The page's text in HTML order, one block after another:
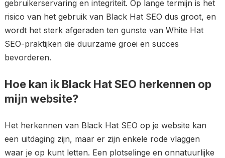
gebruikerservaring en integriteit. Op lange termijn is het
risico van het gebruik van Black Hat SEO dus groot, en
wordt het sterk afgeraden ten gunste van White Hat
SEO-praktijken die duurzame groei en succes
bevorderen.
Hoe kan ik Black Hat SEO herkennen op
mijn website?
Het herkennen van Black Hat SEO op je website kan
een uitdaging zijn, maar er zijn enkele rode vlaggen
waar je op kunt letten. Een plotselinge en onnatuurlijke